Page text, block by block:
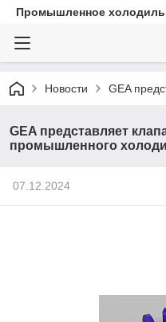
Промышленное
Новости GEA
GEA представляет
промышленного
07.12.2024